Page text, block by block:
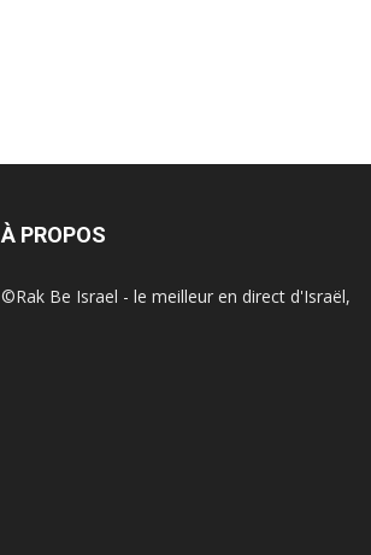
À PROPOS
©Rak Be Israel - le meilleur en direct d'Israël,